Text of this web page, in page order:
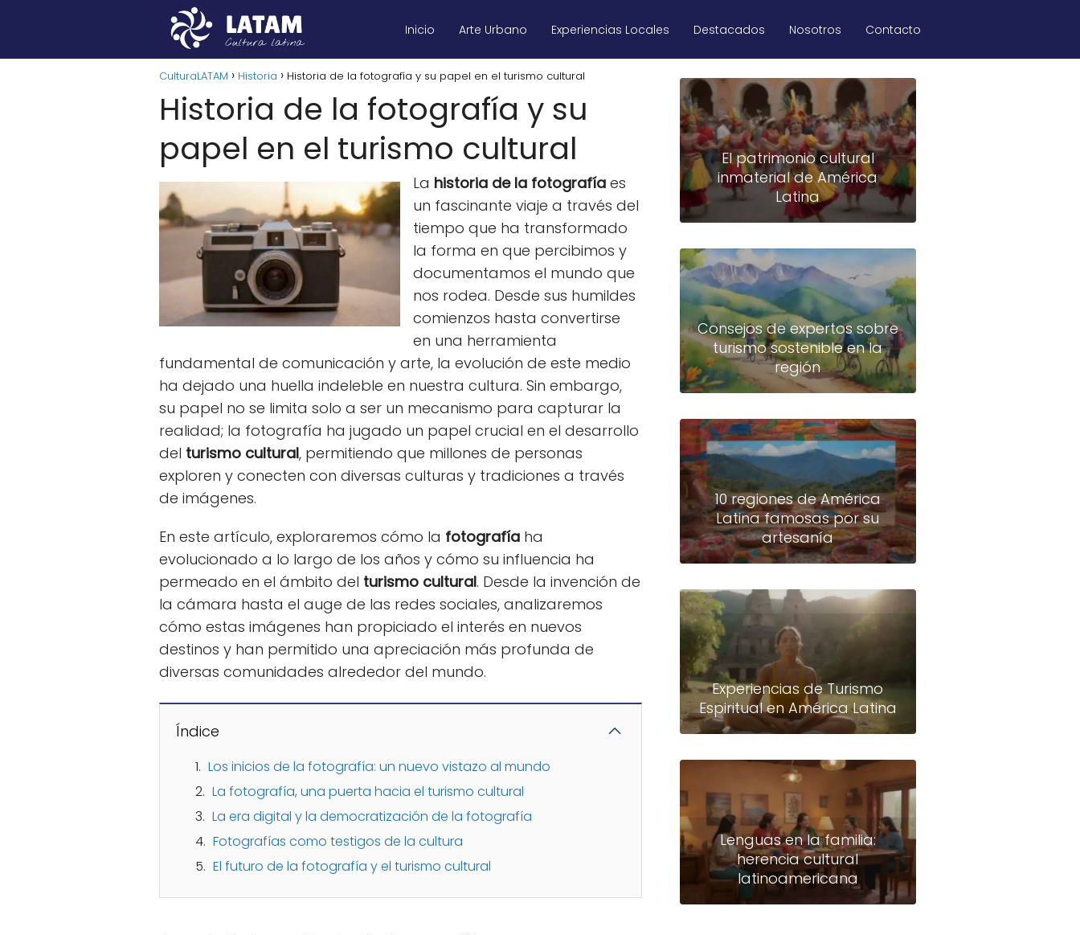
Inicio Arte Urbano Experiencias Locales Destacados Nosotros Contacto
CulturaLATAM Historia Historia de la fotografía y su papel en el turismo cultural
Historia de la fotografía y su
papel en el turismo cultural
La historia de la fotografía es
un fascinante viaje a través del
tiempo que ha transformado
la forma en que percibimos y
documentamos el mundo que
nos rodea. Desde sus humildes
comienzos hasta convertirse
en una herramienta
fundamental de comunicación y arte, la evolución de este medio
ha dejado una huella indeleble en nuestra cultura. Sin embargo,
su papel no se limita solo a ser un mecanismo para capturar la
realidad; la fotografía ha jugado un papel crucial en el desarrollo
del turismo cultural, permitiendo que millones de personas
exploren y conecten con diversas culturas y tradiciones a través
de imágenes.
En este artículo, exploraremos cómo la fotografía ha
evolucionado a lo largo de los años y cómo su influencia ha
permeado en el ámbito del turismo cultural. Desde la invención de
la cámara hasta el auge de las redes sociales, analizaremos
cómo estas imágenes han propiciado el interés en nuevos
destinos y han permitido una apreciación más profunda de
diversas comunidades alrededor del mundo.
Índice
Los inicios de la fotografía: un nuevo vistazo al mundo
La fotografía, una puerta hacia el turismo cultural
La era digital y la democratización de la fotografía
Fotografías como testigos de la cultura
El futuro de la fotografía y el turismo cultural
El patrimonio cultural
inmaterial de América
Latina
Consejos de expertos sobre
turismo sostenible en la
región
10 regiones de América
Latina famosas por su
artesanía
Experiencias de Turismo
Espiritual en América Latina
Lenguas en la familia:
herencia cultural
latinoamericana